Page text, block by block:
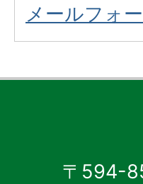
メールフォ
〒594-